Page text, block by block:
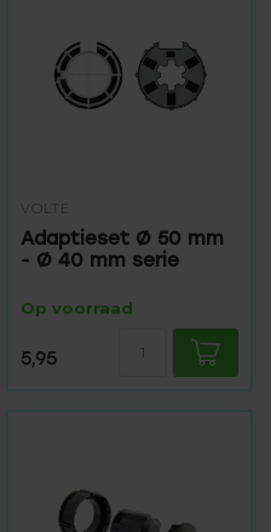
VOLTE
Adaptieset Ø 50 mm
- Ø 40 mm serie
Op voorraad
5,95